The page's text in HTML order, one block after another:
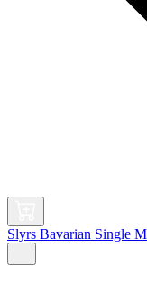
Slyrs Bavarian Single